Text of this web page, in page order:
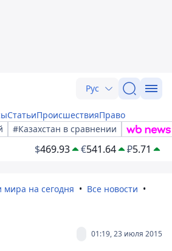
Рус
СтатьиПроисшествияПраво
#Казахстан в сравнении
$469.93 €541.64 ₽5.71
мира на сегодня
Все новости
01:19, 23 июля 2015